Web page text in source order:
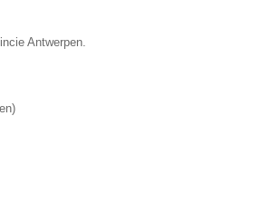
Antwerpen.
)